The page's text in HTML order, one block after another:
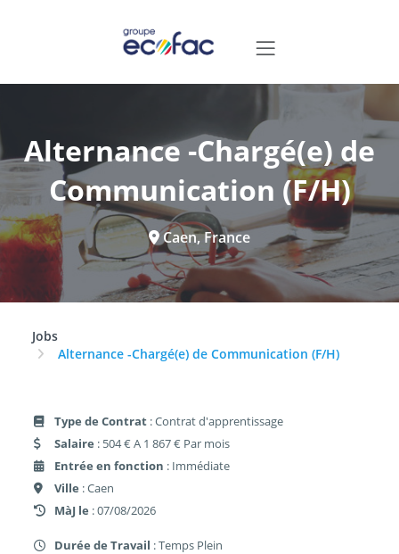
Alternance -Chargé(e) de
Communication (F/H)
Caen, France
Jobs
Alternance -Chargé(e) de Communication (F/H)
Type de Contrat : Contrat d'apprentissage
Salaire : 504 € A 1 867 € Par mois
Entrée en fonction : Immédiate
Ville : Caen
MàJ le : 07/08/2026
Durée de Travail : Temps Plein